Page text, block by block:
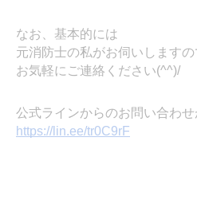
なお、基本的には
元消防士の私がお伺いしますの
お気軽にご連絡ください(^^)/
公式ラインからのお問い合わせ
https://lin.ee/tr0C9rF